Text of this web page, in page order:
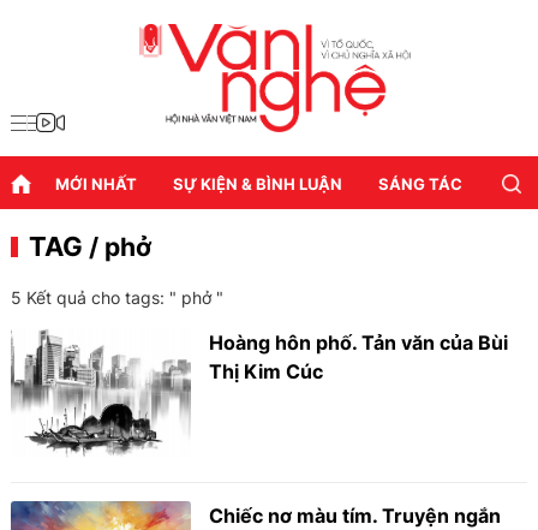
MỚI NHẤT SỰ KIỆN & BÌNH LUẬN SÁNG TÁC
TAG / phở
5 Kết quả cho tags: " phở"
Hoàng hôn phố. Tản văn của Bùi
Thị Kim Cúc
Chiếc nơ màu tím. Truyện ngắn